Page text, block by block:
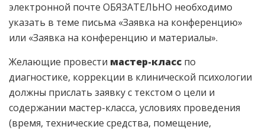
электронной почте ОБЯЗАТЕЛЬНО необходимо
указать в теме письма «Заявка на конференцию»
или «Заявка на конференцию и материалы».
Желающие провести мастер-класс по
диагностике, коррекции в клинической психологии
должны прислать заявку с текстом о цели и
содержании мастер-класса, условиях проведения
(время, технические средства, помещение,